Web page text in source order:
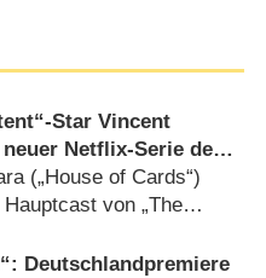
Star Vincent
neuer Netflix-Serie der
(„House of Cards“)
von „The
Deutschlandpremiere